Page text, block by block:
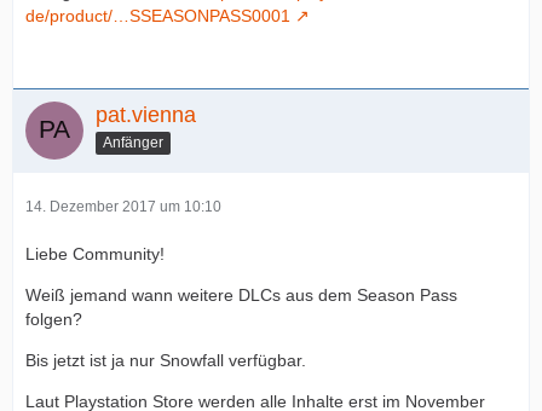
de/product/…SSEASONPASS0001
pat.vienna
Anfänger
14. Dezember 2017 um 10:10
Liebe Community!
Weiß jemand wann weitere DLCs aus dem Season Pass
folgen?
Bis jetzt ist ja nur Snowfall verfügbar.
Laut Playstation Store werden alle Inhalte erst im November